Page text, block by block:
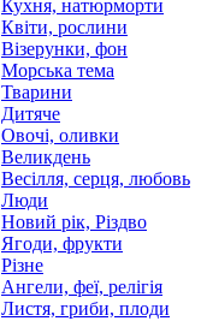
Кухня, натюрморти
Квіти, рослини
Візерунки, фон
Морська тема
Тварини
Дитяче
Овочі, оливки
Великдень
Весілля, серця, любовь
Люди
Новий рік, Різдво
Ягоди, фрукти
Різне
Ангели, феї, релігія
Листя, гриби, плоди